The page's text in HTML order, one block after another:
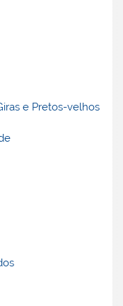
e Pretos-velhos